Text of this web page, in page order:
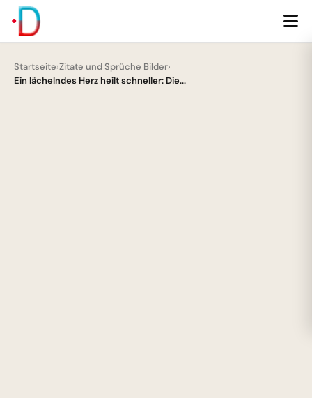
Startseite›Zitate und Sprüche Bilder›
Ein lächelndes Herz heilt schneller: Die...